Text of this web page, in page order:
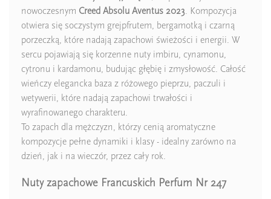
nowoczesnym Creed Absolu Aventus 2023. Kompozycja
otwiera się soczystym grejpfrutem, bergamotką i czarną
porzeczką, które nadają zapachowi świeżości i energii. W
sercu pojawiają się korzenne nuty imbiru, cynamonu,
cytronu i kardamonu, budując głębię i zmysłowość. Całość
wieńczy elegancka baza z różowego pieprzu, paczuli i
wetywerii, które nadają zapachowi trwałości i
wyrafinowanego charakteru.
To zapach dla mężczyzn, którzy cenią aromatyczne
kompozycje pełne dynamiki i klasy - idealny zarówno na
dzień, jak i na wieczór, przez cały rok.
Nuty zapachowe Francuskich Perfum Nr 247
Nuty Serca kardamon
Nuty Serca imbir
Nuty Serca cynamon
Nuty Serca cytron
Nuty Bazy wetyweria
Nuty Bazy paczula
Nuty Bazy różowy pieprz